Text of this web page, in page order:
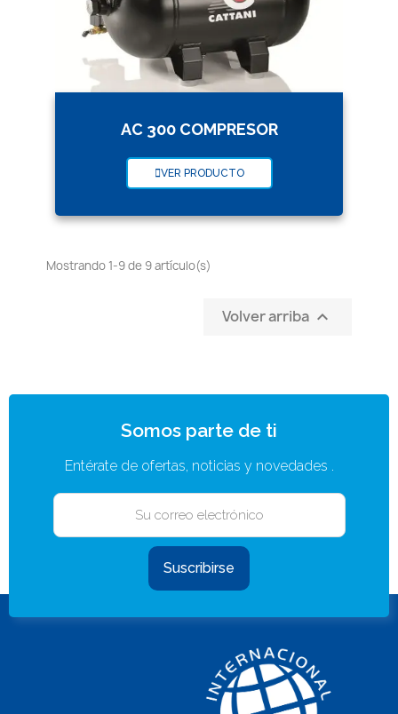
AC 300 COMPRESOR
VER PRODUCTO
Mostrando 1-9 de 9 artículo(s)
Volver arriba 
Somos parte de ti
Entérate de ofertas, noticias y novedades .
Suscribirse